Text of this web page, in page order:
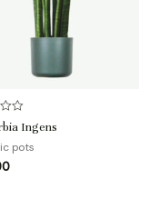
Ingens
pots